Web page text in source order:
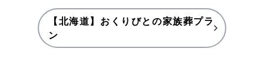
【北海道】おくりびとの家族葬プラ
ン